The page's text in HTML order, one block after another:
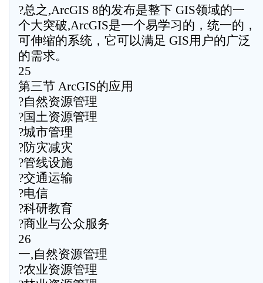
?总之,ArcGIS 8的发布是整下 GIS领域的一
个大突破,ArcGIS是一个易学习的，统一的，
可伸缩的系统，它可以满足 GIS用户的广泛
的需求。
25
第三节 ArcGIS的应用
?自然资源管理
?国土资源管理
?城市管理
?防灾减灾
?管线设施
?交通运输
?电信
?科研教育
?商业与公众服务
26
一,自然资源管理
?农业资源管理